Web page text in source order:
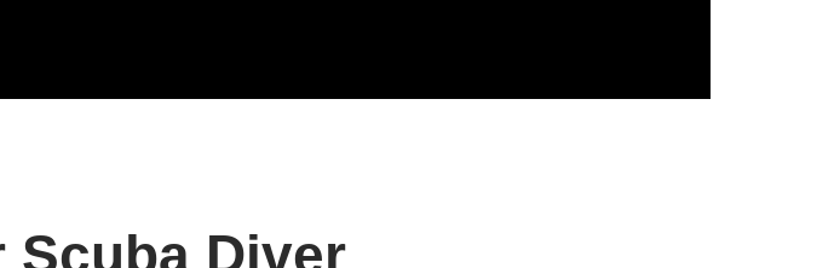
Scuba Diver